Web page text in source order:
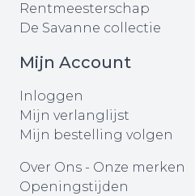
Rentmeesterschap
De Savanne collectie
Mijn Account
Inloggen
Mijn verlanglijst
Mijn bestelling volgen
Over Ons - Onze merken
Openingstijden